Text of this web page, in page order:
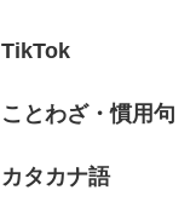
TikTok
ことわざ・慣用句
カタカナ語